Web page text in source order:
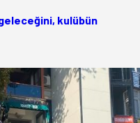
kulübün